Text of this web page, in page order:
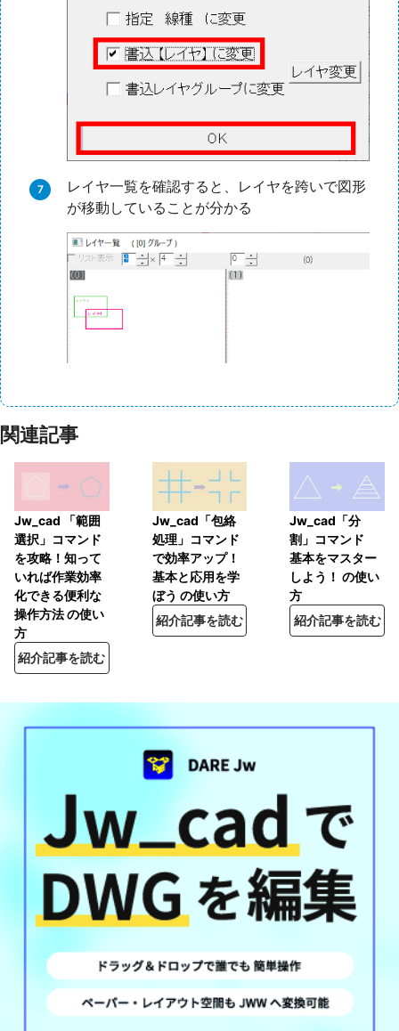
レイヤ一覧を確認すると、レイヤを跨いで図形
が移動していることが分かる
関連記事
Jw_cad 「範囲
選択」コマンド
を攻略！知って
いれば作業効率
化できる便利な
操作方法 の使い
方
紹介記事を読む
Jw_cad「包絡
処理」コマンド
で効率アップ！
基本と応用を学
ぼう の使い方
紹介記事を読む
Jw_cad「分
割」コマンド
基本をマスター
しよう！ の使い
方
紹介記事を読む